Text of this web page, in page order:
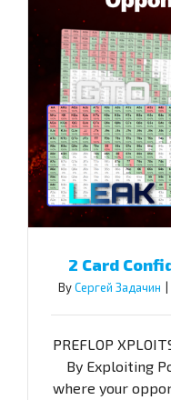
2 Card
ByСергей Задачин
PREFLOP
By Exploiting
where your